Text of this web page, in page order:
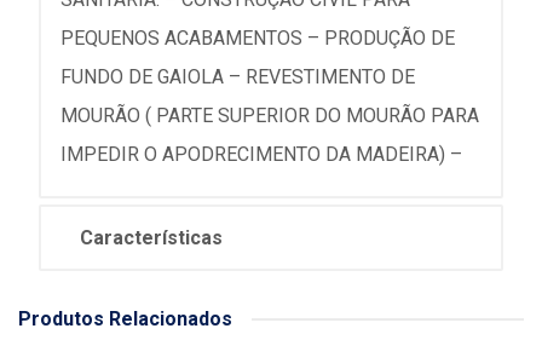
PEQUENOS ACABAMENTOS – PRODUÇÃO DE
FUNDO DE GAIOLA – REVESTIMENTO DE
MOURÃO ( PARTE SUPERIOR DO MOURÃO PARA
IMPEDIR O APODRECIMENTO DA MADEIRA) –
Características
Produtos Relacionados